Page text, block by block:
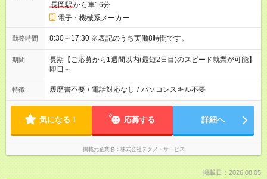
長岡駅から車16分
電子・機械系メーカー
勤務時間 8:30～17:30 ※表記のうち実働8時間です。
期間
長期【ご応募から1週間以内(最短2日目)のスピード就業が可能】
即日～
特徴 履歴書不要 / 電話対応なし / パソコンスキル不要
気になる！ 応募する 詳細へ
掲載元企業名 株式会社テクノ・サービス
掲載日：2026.08.05